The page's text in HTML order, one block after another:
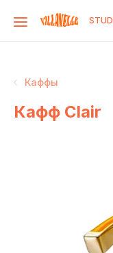
Каффы
Кафф Clair